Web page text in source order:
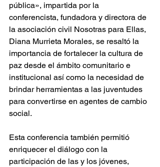
pública», impartida por la
conferencista, fundadora y directora de
la asociación civil Nosotras para Ellas,
Diana Murrieta Morales, se resaltó la
importancia de fortalecer la cultura de
paz desde el ámbito comunitario e
institucional así como la necesidad de
brindar herramientas a las juventudes
para convertirse en agentes de cambio
social.
Esta conferencia también permitió
enriquecer el diálogo con la
participación de las y los jóvenes,